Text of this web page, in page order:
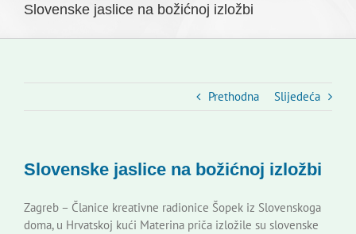
Novosti
Kontakti
Slovenske jaslice na božićnoj izložbi
Prethodna Slijedeća
Slovenske jaslice na božićnoj izložbi
Zagreb – Članice kreativne radionice Šopek iz Slovenskoga
doma, u Hrvatskoj kući Materina priča izložile su slovenske